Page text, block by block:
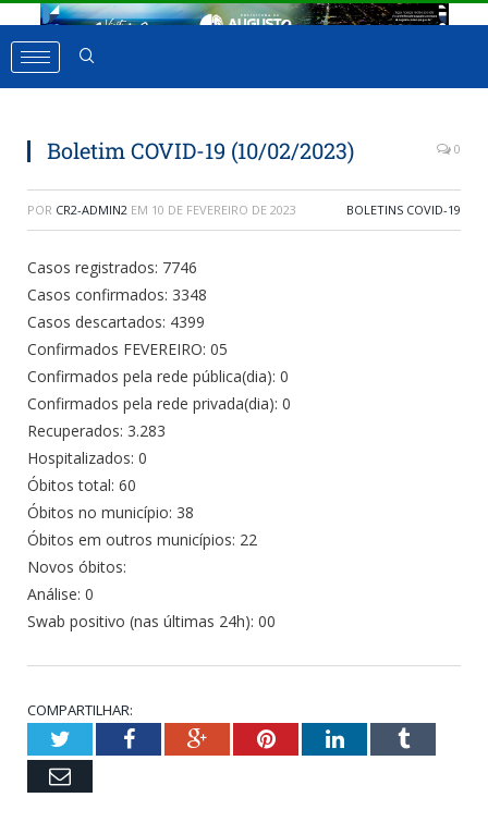
Boletim COVID-19 (10/02/2023) 0
POR CR2-ADMIN2 EM 10 DE FEVEREIRO DE 2023 BOLETINS COVID-19
Casos registrados: 7746
Casos confirmados: 3348
Casos descartados: 4399
Confirmados FEVEREIRO: 05
Confirmados pela rede pública(dia): 0
Confirmados pela rede privada(dia): 0
Recuperados: 3.283
Hospitalizados: 0
Óbitos total: 60
Óbitos no município: 38
Óbitos em outros municípios: 22
Novos óbitos:
Análise: 0
Swab positivo (nas últimas 24h): 00
COMPARTILHAR:
TwitterFacebookGoogle+Pinterest
LinkedIn
Email